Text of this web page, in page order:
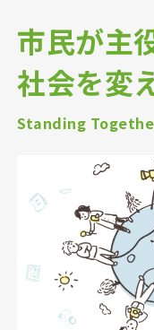
市民が主
社会を変
Standing